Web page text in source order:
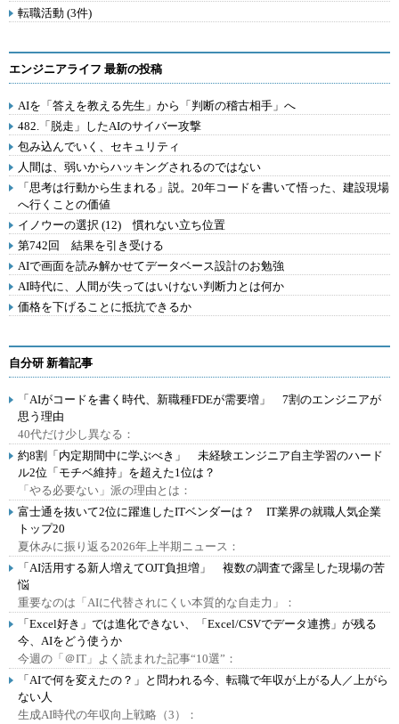
転職活動 (3件)
エンジニアライフ 最新の投稿
AIを「答えを教える先生」から「判断の稽古相手」へ
482.「脱走」したAIのサイバー攻撃
包み込んでいく、セキュリティ
人間は、弱いからハッキングされるのではない
「思考は行動から生まれる」説。20年コードを書いて悟った、建設現場
へ行くことの価値
イノウーの選択 (12) 慣れない立ち位置
第742回 結果を引き受ける
AIで画面を読み解かせてデータベース設計のお勉強
AI時代に、人間が失ってはいけない判断力とは何か
価格を下げることに抵抗できるか
自分研 新着記事
「AIがコードを書く時代、新職種FDEが需要増」 7割のエンジニアが
思う理由
40代だけ少し異なる：
約8割「内定期間中に学ぶべき」 未経験エンジニア自主学習のハード
ル2位「モチベ維持」を超えた1位は？
「やる必要ない」派の理由とは：
富士通を抜いて2位に躍進したITベンダーは？ IT業界の就職人気企業
トップ20
夏休みに振り返る2026年上半期ニュース：
「AI活用する新人増えてOJT負担増」 複数の調査で露呈した現場の苦
悩
重要なのは「AIに代替されにくい本質的な自走力」：
「Excel好き」では進化できない、「Excel/CSVでデータ連携」が残る
今、AIをどう使うか
今週の「＠IT」よく読まれた記事“10選”：
「AIで何を変えたの？」と問われる今、転職で年収が上がる人／上がら
ない人
生成AI時代の年収向上戦略（3）：